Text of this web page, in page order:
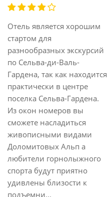
Отель является хорошим
стартом для
разнообразных экскурсий
по Сельва-ди-Валь-
Гардена, так как находится
практически в центре
поселка Сельва-Гардена.
Из окон номеров вы
сможете насладиться
живописными видами
Доломитовых Альп а
любители горнолыжного
спорта будут приятно
удивлены близости к
подъемни...